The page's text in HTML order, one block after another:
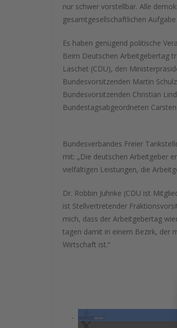
nur schwer vorstellbar. Alle
gesamtgesellschaftlichen
Es haben genügend politische
Beim Deutschen Arbeitgebertag
Laschet (CDU), den
Bundesvorsitzenden Martin
Bundesvorsitzenden Christian
Bundestagsabgeordneten
Bundesverbandes Freier
mit: „Die deutschen Arbeitgeber
vielfältigen Leistungen, die
Dr. Robbin Juhnke (CDU ist
ist Stellvertretender
mich, dass der Arbeitgebertag
tagen damit in einem Bezirk, der
Wirtschaft ist.“
teilen